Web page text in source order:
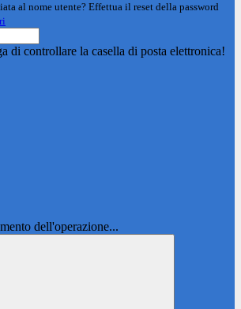
al nome utente? Effettua il reset della password
di controllare la casella di posta elettronica!
dell'operazione...